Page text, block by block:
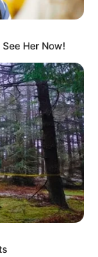
Her Now!